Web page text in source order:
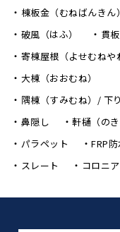
棟板金（むねばんきん）
破風（はふ）
貫
寄棟屋根（よせむねや
大棟（おおむね）
隅棟（すみむね）/ 下
鼻隠し
軒樋（のき
パラペット
FRP
スレート
コロニ